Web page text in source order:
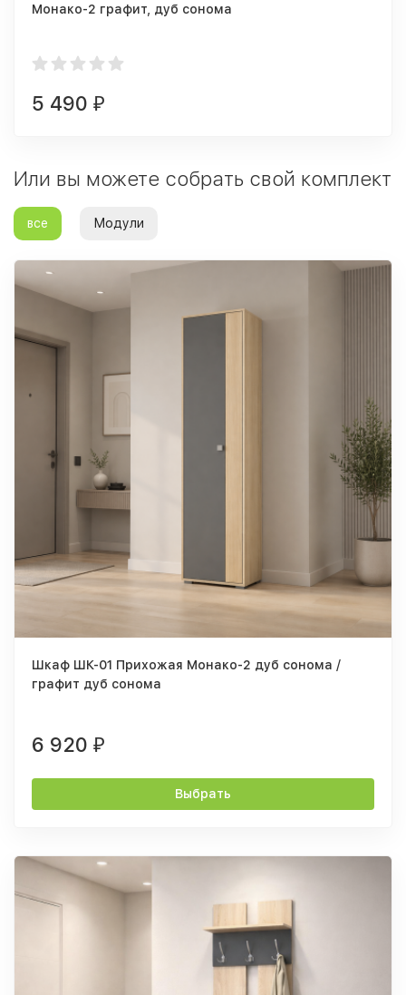
Монако-2 графит, дуб сонома
5 490 ₽
Или вы можете собрать свой комплект
все Модули
Шкаф ШК-01 Прихожая Монако-2 дуб сонома /
графит дуб сонома
6 920 ₽
Выбрать